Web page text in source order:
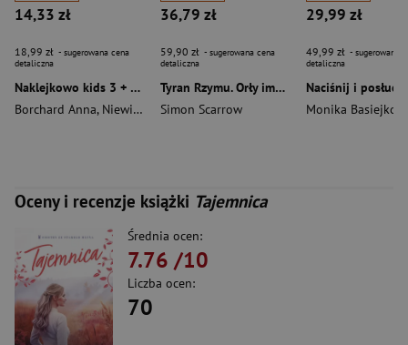
14,33 zł
18,99 zł - sugerowana cena
detaliczna
Naklejkowo kids 3 + Pojazdy
Borchard Anna, Niewielska Monika
36,79 zł
59,90 zł - sugerowana cena
detaliczna
Tyran Rzymu. Orły imperium. Tom 24
Simon Scarrow
29,99 zł
49,99 zł - sugerowana
detaliczna
Monika Basiejko
Oceny i recenzje książki Tajemnica
Średnia ocen:
7.76 /10
Liczba ocen:
70